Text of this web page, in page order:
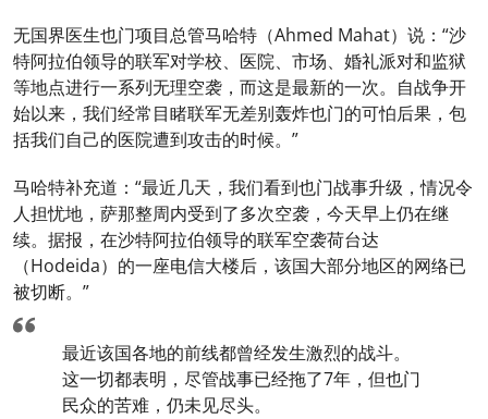
无国界医生也门项目总管马哈特（Ahmed Mahat）说：“沙
特阿拉伯领导的联军对学校、医院、市场、婚礼派对和监狱
等地点进行一系列无理空袭，而这是最新的一次。自战争开
始以来，我们经常目睹联军无差别轰炸也门的可怕后果，包
括我们自己的医院遭到攻击的时候。”
马哈特补充道：“最近几天，我们看到也门战事升级，情况令
人担忧地，萨那整周内受到了多次空袭，今天早上仍在继
续。据报，在沙特阿拉伯领导的联军空袭荷台达
（Hodeida）的一座电信大楼后，该国大部分地区的网络已
被切断。”
最近该国各地的前线都曾经发生激烈的战斗。
这一切都表明，尽管战事已经拖了7年，但也门
民众的苦难，仍未见尽头。